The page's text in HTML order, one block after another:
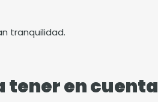
tranquilidad.
tener en